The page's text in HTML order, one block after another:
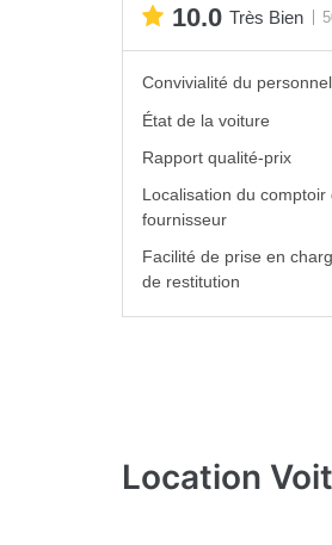
10.0 Très Bien
Convivialité du personnel
État de la voiture
Rapport qualité-prix
Localisation du comptoir
fournisseur
Facilité de prise en
de restitution
Location